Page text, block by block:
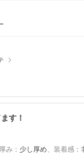
す！
厚み ： 少し厚め、 装着感 ：